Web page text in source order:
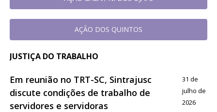
AÇÃO DOS QUINTOS
JUSTIÇA DO TRABALHO
Em reunião no TRT-SC, Sintrajusc
discute condições de trabalho de
servidores e servidoras
31 de
julho de
2026